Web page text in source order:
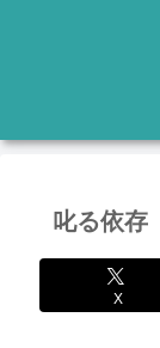
叱る依存
X